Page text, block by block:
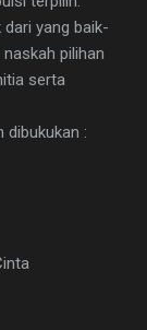
yang baik-
pilihan
serta
dibukukan :